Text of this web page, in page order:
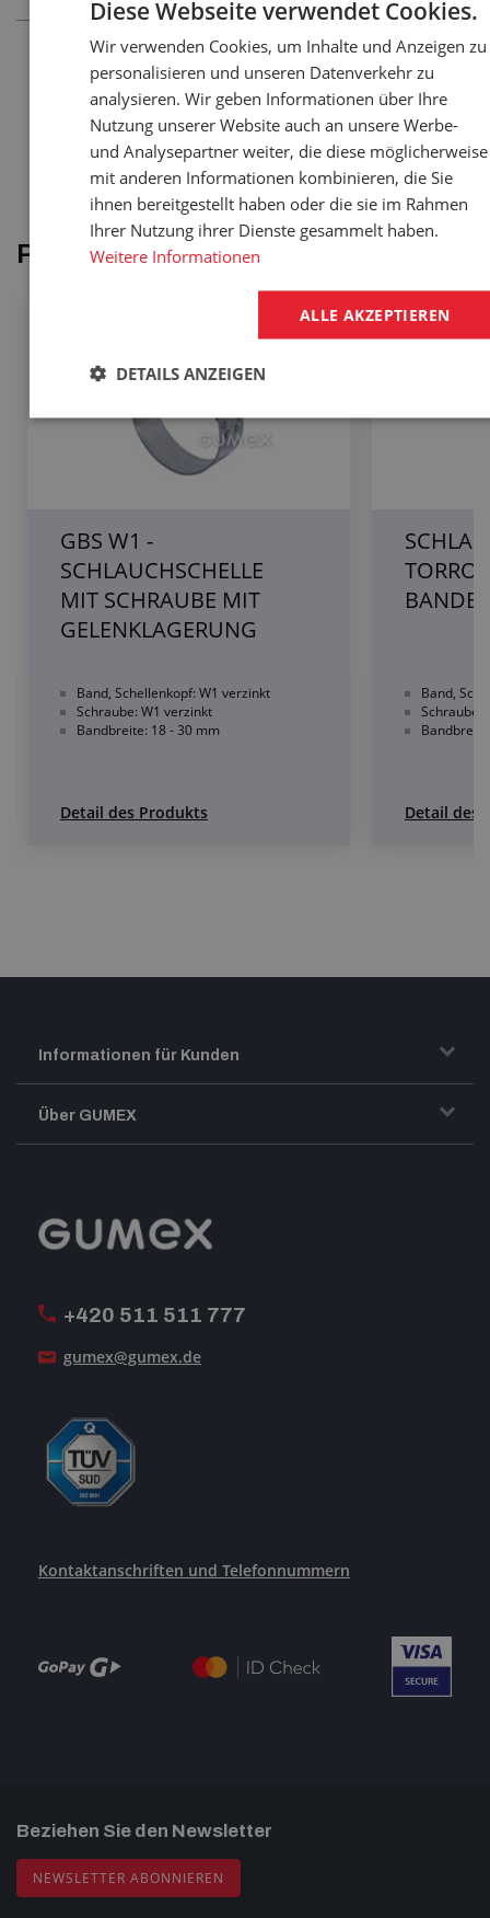
Brauchen Sie eine Konsultation?
Haben Sie eine Frage?Wir sind
für Sie da!
Rufen Sie an: +420 511 511 777
Schreiben Sie:gumex@gumex.de ?
Produkte vom Artikel
GBS W1 -
SCHLAUCHSCHELLE
MIT SCHRAUBE MIT
GELENKLAGERUNG
Band, Schellenkopf: W1 verzinkt
Schraube: W1 verzinkt
Bandbreite: 18 - 30 mm
Detail des Produkts
WIR
TORRO
Band,
Schraube:
Detail des
+420 511 511 777
gumex@gumex.de
Kontaktanschriften und Telefonnummern
Informationen für Kunden
Transport und Warenversand
Reklamation
Über GUMEX
GUMEX stellt sich vor
Beziehen Sie den Newsletter
NEWSLETTER ABONNIEREN
Diese Webseite verwendet Cookies.
Wir verwenden Cookies, um Inhalte und Anzeigen zu
personalisieren und unseren Datenverkehr zu
analysieren. Wir geben Informationen über Ihre
Nutzung unserer Website auch an unsere Werbe-
und Analysepartner weiter, die diese möglicherweise
mit anderen Informationen kombinieren, die Sie
ihnen bereitgestellt haben oder die sie im Rahmen
Ihrer Nutzung ihrer Dienste gesammelt haben.
Weitere Informationen
ALLE AKZEPTIEREN
DETAILS ANZEIGEN